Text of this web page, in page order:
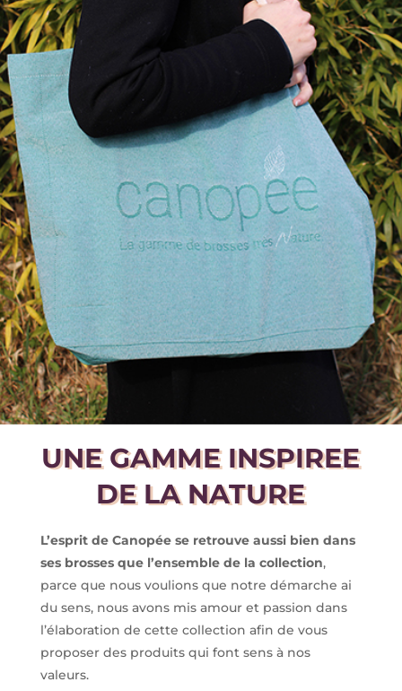
UNE GAMME INSPIREE
DE LA NATURE
L’esprit de Canopée se retrouve aussi bien dans
ses brosses que l’ensemble de la collection,
parce que nous voulions que notre démarche ai
du sens, nous avons mis amour et passion dans
l’élaboration de cette collection afin de vous
proposer des produits qui font sens à nos
valeurs.